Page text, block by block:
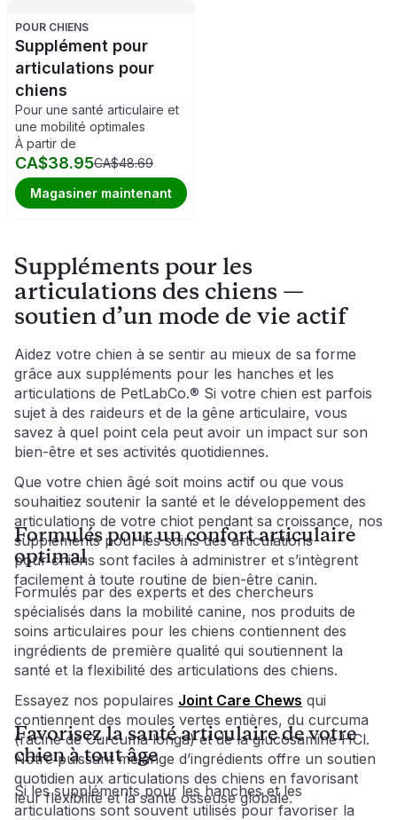
POUR CHIENS
Supplément pour
articulations pour
chiens
Pour une santé articulaire et
une mobilité optimales
À partir de
CA$38.95CA$48.69
Magasiner maintenant
Suppléments pour les
articulations des chiens —
soutien d’un mode de vie actif
Aidez votre chien à se sentir au mieux de sa forme
grâce aux suppléments pour les hanches et les
articulations de PetLabCo.® Si votre chien est parfois
sujet à des raideurs et de la gêne articulaire, vous
savez à quel point cela peut avoir un impact sur son
bien-être et ses activités quotidiennes.
Que votre chien âgé soit moins actif ou que vous
souhaitiez soutenir la santé et le développement des
articulations de votre chiot pendant sa croissance, nos
suppléments pour les soins des articulations
pour chiens sont faciles à administrer et s’intègrent
facilement à toute routine de bien-être canin.
Formulés pour un confort articulaire
optimal
Formulés par des experts et des chercheurs
spécialisés dans la mobilité canine, nos produits de
soins articulaires pour les chiens contiennent des
ingrédients de première qualité qui soutiennent la
santé et la flexibilité des articulations des chiens.
Essayez nos populaires Joint Care Chews qui
contiennent des moules vertes entières, du curcuma
(racine de Curcuma longa) et de la glucosamine HCl.
Notre puissant mélange d’ingrédients offre un soutien
quotidien aux articulations des chiens en favorisant
leur flexibilité et la santé osseuse globale.
Favorisez la santé articulaire de votre
chien à tout âge
Si les suppléments pour les hanches et les
articulations sont souvent utilisés pour favoriser la